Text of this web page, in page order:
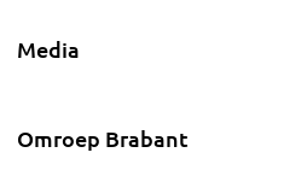
Media
Omroep Brabant